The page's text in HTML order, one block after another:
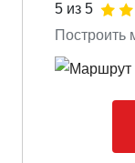
5 из 5
Построить